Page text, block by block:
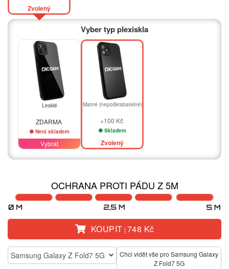
Zvolený
Vyber typ plexiskla
Lesklé
ZDARMA
Není skladem
Vybrat
Matné (nepoškrabatelné)
+100 Kč
Skladem
Zvolený
OCHRANA PROTI PÁDU Z 5M
KOUPIT | 748 Kč
Samsung Galaxy Z Fold7 5G
Chci vidět vše pro Samsung Galaxy
Z Fold7 5G